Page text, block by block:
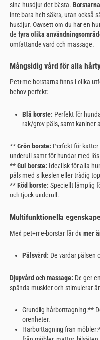
sina husdjur det bästa.
inte bara helt säkra, utan också
husdjur. Oavsett om du har en
de fyra olika
omfattande vård och massage.
Mångsidig vård för alla
Pet+me-borstarna finns i olika
behov perfekt:
Blå borste: Perfekt för
rak/grov päls, samt kaniner
**Grön borste: Perfekt för
underull samt för hundar med
**Gul borste: Idealisk för alla
päls med silkeslen eller trådig
**Röd borste: Speciellt lämplig
och tjock underull.
Multifunktionella
Med pet+me-borstar får du mer
Pälsvård: De vårdar pälsen
Djupvård och massage: De ger
spända muskler och stimulerar
Grundlig hårborttagning:**
orenheter.
Hårborttagning från